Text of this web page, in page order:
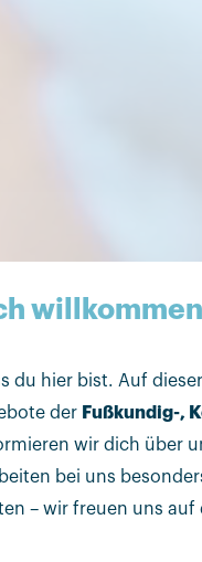
willkommen
du hier bist. Auf
der Fußkundig-,
wir dich über
bei uns
– wir freuen uns auf